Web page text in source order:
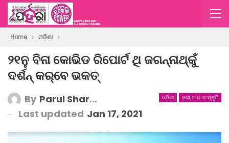
Home ଓଡ଼ିଶା
୨୧ନୁ ବିନା କୋଭିଡ ରିପୋର୍ଟ ଥି ଜଗନ୍ନାଥ୍‌କୁଁ
ଦର୍ଶନ୍ କର୍‌ବେ ଭକତ୍
ଓଡ଼ିଶା କଲା ଆର ସଂସ୍କୃତି
By Parul Sharma
Last updated Jan 17, 2021